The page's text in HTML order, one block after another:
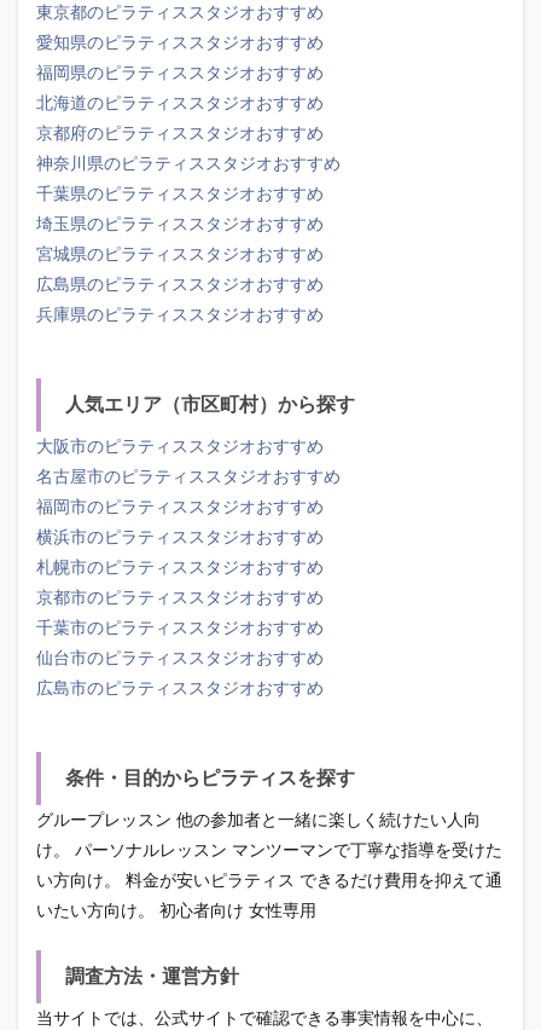
東京都のピラティススタジオおすすめ
愛知県のピラティススタジオおすすめ
福岡県のピラティススタジオおすすめ
北海道のピラティススタジオおすすめ
京都府のピラティススタジオおすすめ
神奈川県のピラティススタジオおすすめ
千葉県のピラティススタジオおすすめ
埼玉県のピラティススタジオおすすめ
宮城県のピラティススタジオおすすめ
広島県のピラティススタジオおすすめ
兵庫県のピラティススタジオおすすめ
人気エリア（市区町村）から探す
大阪市のピラティススタジオおすすめ
名古屋市のピラティススタジオおすすめ
福岡市のピラティススタジオおすすめ
横浜市のピラティススタジオおすすめ
札幌市のピラティススタジオおすすめ
京都市のピラティススタジオおすすめ
千葉市のピラティススタジオおすすめ
仙台市のピラティススタジオおすすめ
広島市のピラティススタジオおすすめ
条件・目的からピラティスを探す
グループレッスン 他の参加者と一緒に楽しく続けたい人向
け。 パーソナルレッスン マンツーマンで丁寧な指導を受けた
い方向け。 料金が安いピラティス できるだけ費用を抑えて通
いたい方向け。 初心者向け 女性専用
調査方法・運営方針
当サイトでは、公式サイトで確認できる事実情報を中心に、